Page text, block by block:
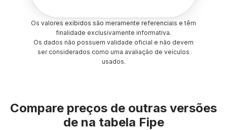
Os valores exibidos são meramente referenciais e têm
finalidade exclusivamente informativa.
Os dados não possuem validade oficial e não devem
ser considerados como uma avaliação de veículos
usados.
Compare preços de outras versões
de na tabela Fipe